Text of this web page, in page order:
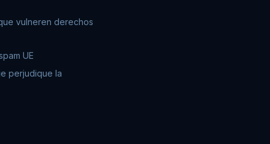
vulneren derechos
UE
perjudique la